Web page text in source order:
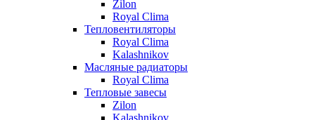
Zilon
Royal Clima
Тепловентиляторы
Royal Clima
Kalashnikov
Масляные радиаторы
Royal Clima
Тепловые завесы
Zilon
Kalashnikov